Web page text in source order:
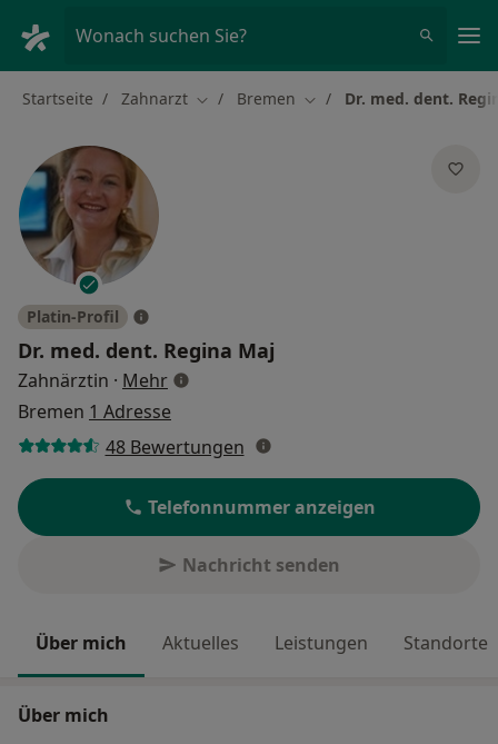
Wonach suchen Sie?
Startseite Zahnarzt Stadt ändern
Bremen Stadt ändern
Dr. med. dent.
Platin-Profil
Dr. med. dent. Regina Maj
Zahnärztin · Mehrüber Spezialisierungen
Bremen 1 Adresse
48 Bewertungen
Telefonnummer anzeigen
Nachricht senden
Über mich Aktuelles Leistungen Standorte
Über mich